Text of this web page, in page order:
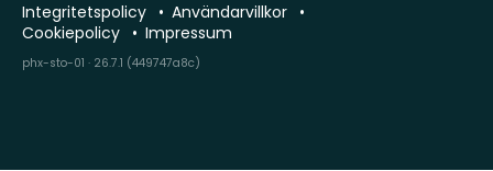
Integritetspolicy
Användarvillkor
Cookiepolicy
Impressum
phx-sto-01 · 26.7.1 (449747a8c)